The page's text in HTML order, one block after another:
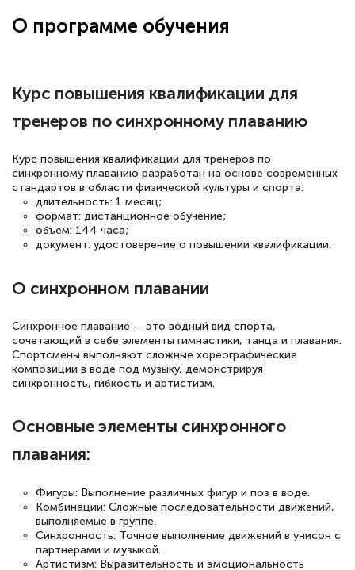
большое количество методических
Знаток города 5 уровня
18 марта 2026
Выражаю благодарность за курс
повышения квалификации "Эксперт ЕГЭ по
полезных материалов помогли
книги, методические рекомендации,
статьи. Времени на подготовку
достаточно. Курс помогает пройти
Знаток города 2 уровня
12 марта 2026
Спасибо большое Академии! Грамотное,
О программе обучения
Курс повышения квалификации для
тренеров по синхронному плаванию
Курс повышения квалификации для тренеров по
синхронному плаванию разработан на основе современных
стандартов в области физической культуры и спорта:
длительность: 1 месяц;
формат: дистанционное обучение;
объем: 144 часа;
документ: удостоверение о повышении квалификации.
О синхронном плавании
Синхронное плавание — это водный вид спорта,
сочетающий в себе элементы гимнастики, танца и плавания.
Спортсмены выполняют сложные хореографические
композиции в воде под музыку, демонстрируя
синхронность, гибкость и артистизм.
Основные элементы синхронного
плавания:
Фигуры: Выполнение различных фигур и поз в воде.
Комбинации: Сложные последовательности движений,
выполняемые в группе.
Синхронность: Точное выполнение движений в унисон с
партнерами и музыкой.
Артистизм: Выразительность и эмоциональность